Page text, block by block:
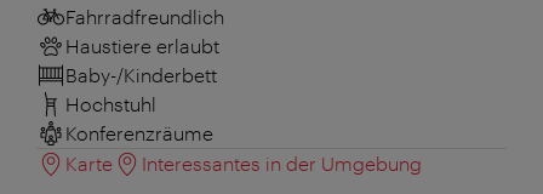
Fahrradfreundlich
Haustiere erlaubt
Baby-/Kinderbett
Hochstuhl
Konferenzräume
Karte
Interessantes in der Umgebung